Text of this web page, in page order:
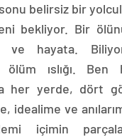
belirsiz bir
bekliyor. Bir
ve hayata.
ölüm ıslığı. Ben
her yerde, dört
idealime ve
içimin